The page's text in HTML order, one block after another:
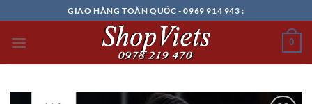
đến
nội
GIAO HÀNG TOÀN QUỐC - 0969 914 943 :
0